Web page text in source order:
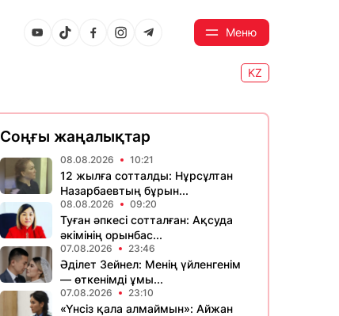
Меню
KZ
Соңғы жаңалықтар
08.08.2026 10:21
12 жылға сотталды: Нұрсұлтан
Назарбаевтың бұрын...
08.08.2026 09:20
Туған әпкесі сотталған: Ақсуда
әкімінің орынбас...
07.08.2026 23:46
Әділет Зейнел: Менің үйленгенім
— өткенімді ұмы...
07.08.2026 23:10
«Үнсіз қала алмаймын»: Айжан